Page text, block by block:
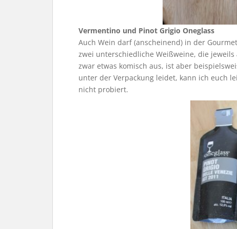
Vermentino und Pinot Grigio Oneglass
Auch Wein darf (anscheinend) in der
zwei unterschiedliche Weißweine, die
zwar etwas komisch aus, ist aber
unter der Verpackung leidet, kann ich euch
nicht probiert.